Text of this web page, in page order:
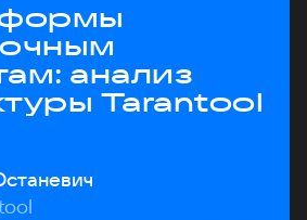
анализ
Tarantool